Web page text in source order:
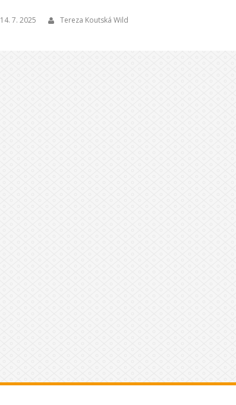
14. 7. 2025 Tereza Koutská Wild